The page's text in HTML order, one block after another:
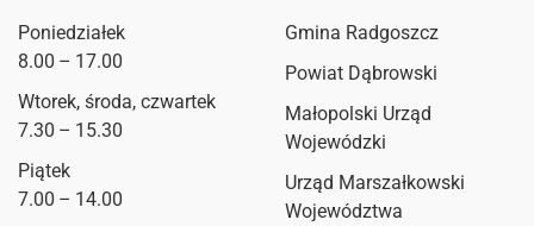
Poniedziałek
8.00 – 17.00
Wtorek, środa, czwartek
7.30 – 15.30
Piątek
7.00 – 14.00
Gmina Radgoszcz
Powiat Dąbrowski
Małopolski Urząd
Wojewódzki
Urząd Marszałkowski
Województwa